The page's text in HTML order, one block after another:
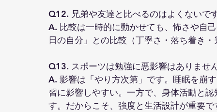
Q12. 兄弟や友達と比べるのはよくないで
A. 比較は一時的に動かせても、怖さや自
日の自分」との比較（丁寧さ・落ち着き
Q13. スポーツは勉強に悪影響はありませ
A. 影響は「やり方次第」です。睡眠を崩
習に影響しやすい。一方で、身体活動と
す。だからこそ、強度と生活設計が重要で